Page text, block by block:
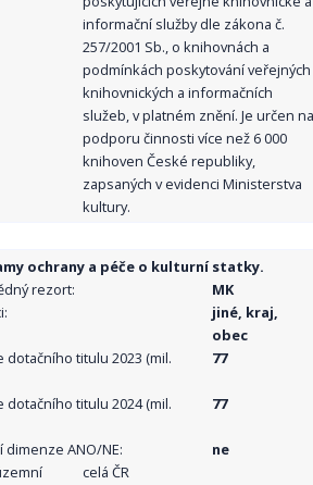
informační služby dle zákona č.
257/2001 Sb., o knihovnách a
podmínkách poskytování veřejných
knihovnických a informačních
služeb, v platném znění. Je určen na
podporu činnosti více než 6 000
knihoven České republiky,
zapsaných v evidenci Ministerstva
kultury.
ochrany a péče o kulturní statky.
rezort:
MK
jiné, kraj,
obec
dotačního titulu 2023 (mil.
77
dotačního titulu 2024 (mil.
77
dimenze ANO/NE:
ne
celá ČR